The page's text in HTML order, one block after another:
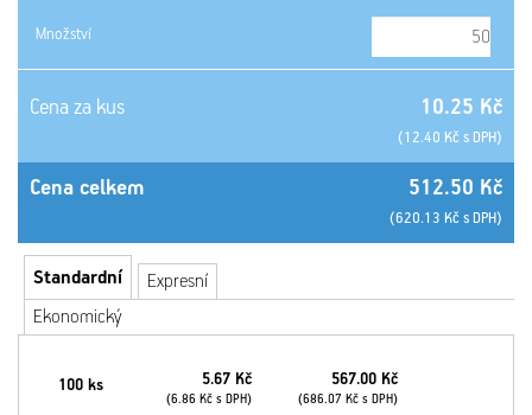
Množství
Cena za kus 10.25 Kč
(12.40 Kč s DPH)
Cena celkem 512.50 Kč
(620.13 Kč s DPH)
Standardní
Expresní
Ekonomický
100 ks 5.67 Kč
(6.86 Kč s DPH)
567.00 Kč
(686.07 Kč s DPH)